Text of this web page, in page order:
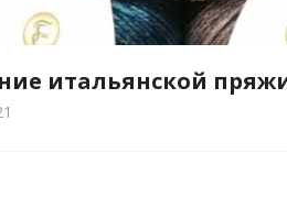
итальянской